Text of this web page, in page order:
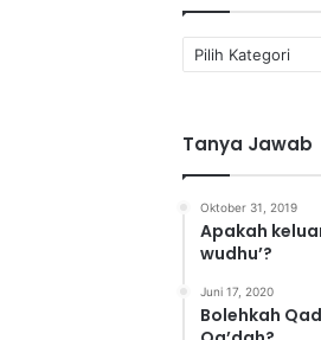
a
g
o
Tanya Jawab
Oktober 31, 2019
Apakah
wudhu’?
Juni 17, 2020
Bolehkah